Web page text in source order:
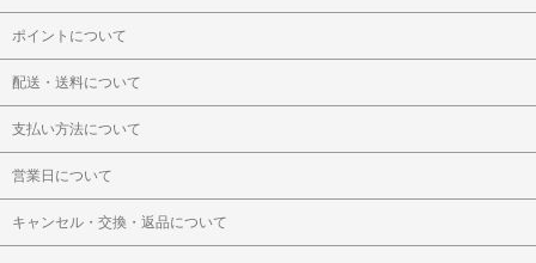
ポイントについて
配送・送料について
支払い方法について
営業日について
キャンセル・交換・返品について